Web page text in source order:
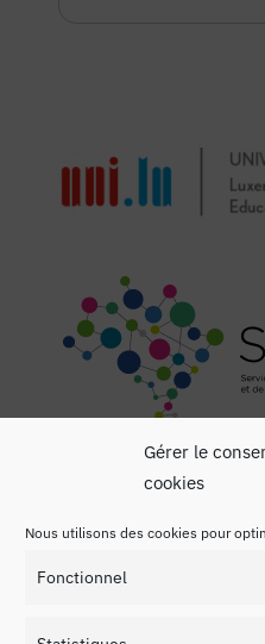
Gérer le
cookies
Nous utilisons des cookies pour
Fonctionnel